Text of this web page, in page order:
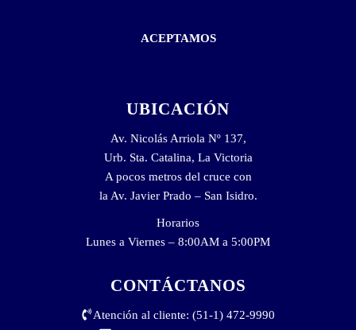
ACEPTAMOS
UBICACIÓN
Av. Nicolás Arriola Nº 137,
Urb. Sta. Catalina, La Victoria
A pocos metros del cruce con
la Av. Javier Prado – San Isidro.
Horarios
Lunes a Viernes – 8:00AM a 5:00PM
CONTÁCTANOS
Atención al cliente: (51-1) 472-9990